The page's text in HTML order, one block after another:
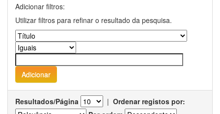
Adicionar filtros:
Utilizar filtros para refinar o resultado da pesquisa.
Resultados/Página | Ordenar registos por: